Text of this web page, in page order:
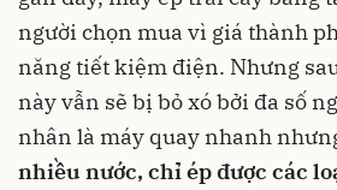
người chọn mua vì giá thành
năng tiết kiệm điện. Nhưng
này vẫn sẽ bị bỏ xó bởi đa số
nhân là máy quay nhanh
nhiều nước, chỉ ép được các